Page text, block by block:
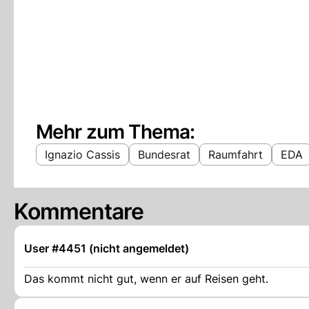
Mehr zum Thema:
Ignazio Cassis Bundesrat Raumfahrt EDA
Kommentare
User #4451 (nicht angemeldet)
Das kommt nicht gut, wenn er auf Reisen geht.